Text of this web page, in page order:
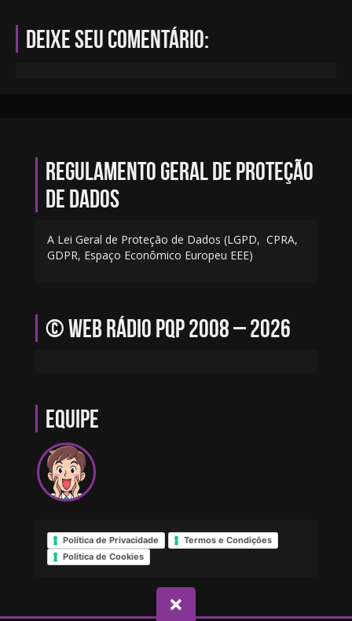
Deixe seu comentário:
Regulamento geral de proteção
de dados
A Lei Geral de Proteção de Dados (LGPD, CPRA,
GDPR, Espaço Econômico Europeu EEE)
© Web Rádio PQP 2008 – 2026
Equipe
Política de Privacidade
Termos e Condições
Política de Cookies